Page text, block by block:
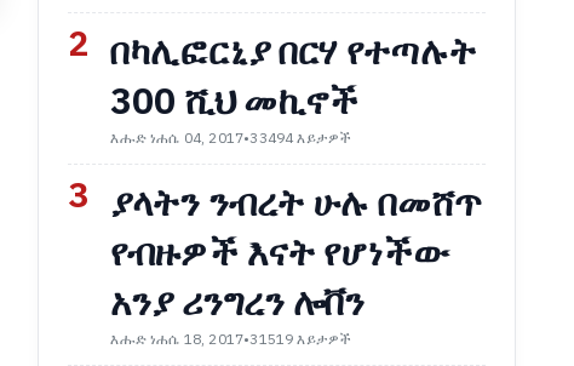
2 በካሊፎርኒያ በርሃ የተጣሉት
300 ሺህ መኪኖች
እሑድ ነሐሴ 04, 2017•33494 እይታዎች
3 ያላትን ንብረት ሁሉ በመሸጥ
የብዙዎች እናት የሆነችው
አንያ ሪንግረን ሎቨን
እሑድ ነሐሴ 18, 2017•31519 እይታዎች